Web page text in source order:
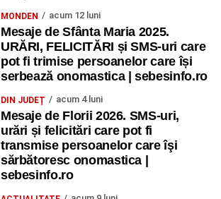
MONDEN acum 12 luni
Mesaje de Sfânta Maria 2025.
URĂRI, FELICITĂRI și SMS-uri care
pot fi trimise persoanelor care își
serbează onomastica | sebesinfo.ro
DIN JUDEȚ acum 4 luni
Mesaje de Florii 2026. SMS-uri,
urări și felicitări care pot fi
transmise persoanelor care îşi
sărbătoresc onomastica |
sebesinfo.ro